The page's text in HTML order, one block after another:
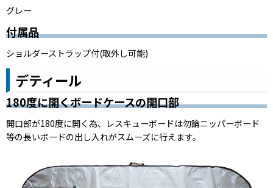
グレー
付属品
ショルダーストラップ付(取外し可能)
デティール
180度に開くボードケースの開口部
開口部が180度に開く為、レスキューボードは勿論ニッパーボード
等の長いボードの出し入れがスムーズに行えます。